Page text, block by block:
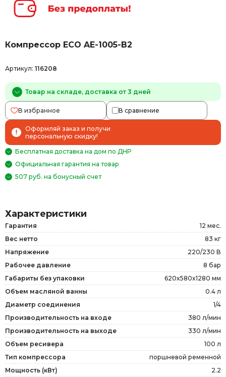
Компрессор ECO AE-1005-B2
Артикул: 116208
Товар на складе, доставка от 3 дней
В избранное В сравнение
Оформляй заказ и получи
персональную скидку!
Бесплатная доставка на дом по ДНР
Официальная гарантия на товар
507 руб. на бонусный счет
Характеристики
Гарантия
12 мес.
Вес нетто
83 кг
Напряжение
220/230 В
Рабочее давление
8 бар
Габариты без упаковки
620x580x1280 мм
Объем масляной ванны
0.4 л
Диаметр соединения
1/4
Производительность на входе
380 л/мин
Производительность на выходе
330 л/мин
Объем ресивера
100 л
Тип компрессора
поршневой ременной
Мощность (кВт)
2.2